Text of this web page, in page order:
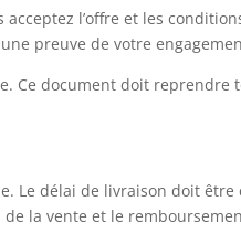
l’offre et les
preuve de votre
Ce document doit
Le délai de livraison doit
la vente et le